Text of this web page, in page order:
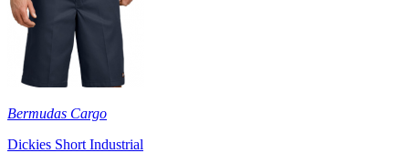
Bermudas Cargo
Dickies Short Industrial